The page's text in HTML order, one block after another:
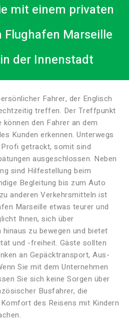
mit einem privaten
Flughafen Marseille
der Innenstadt
Fahrer, der Englisch
treffen. Der Treffpunkt
den Fahrer an dem
Kunden erkennen. Unterwegs
getrackt, somit sind
ausgeschlossen. Neben
sind Hilfestellung beim
Begleitung bis zum Auto
anderen Verkehrsmitteln ist
Marseille etwas teurer und
Ihnen, sich über
zu bewegen und bietet
und -freiheit. Gäste sollten
an Gepäcktransport, Aus-
Sie mit dem Unternehmen
Sie sich keine Sorgen über
Busfahrer, die
des Reisens mit Kindern